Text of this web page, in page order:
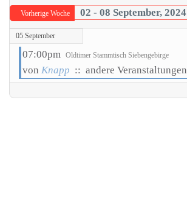
Vorherige Woche 02 - 08 September, 2024
05 September
07:00pm Oldtimer Stammtisch Siebengebirge
von Knapp :: andere Veranstaltungen